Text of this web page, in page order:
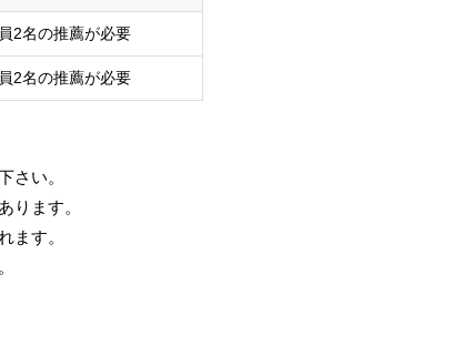
2名の推薦が必要
2名の推薦が必要
さい。
ります。
ます。